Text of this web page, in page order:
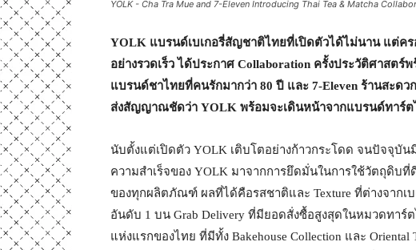
YOLK - Cha Tra Mue and 7-Eleven Introducing Thai Tea & Matcha
YOLK แบรนด์เบเกอรี่สัญชาติไทยที่เปิดตัวได้ไม่นาน แต่ค
อย่างรวดเร็ว ได้ประกาศ Collaboration ครั้งประวัติศาสตร์
แบรนด์ชาไทยที่คนรักมากว่า 80 ปี และ 7-Eleven ร้านสะดว
ส่งสัญญาณชัดว่า YOLK พร้อมจะเดินหน้าจากแบรนด์ทาร์
นับตั้งแต่เปิดตัว YOLK เติบโตอย่างก้าวกระโดด จนปัจจุบัน
ความสำเร็จของ YOLK มาจากการยึดมั่นในการใช้วัตถุดิบ
ของทุกผลิตภัณฑ์ ผลที่ได้คือรสชาติและ Texture ที่ต่างจากเบ
อันดับ 1 บน Grab Delivery ที่มียอดสั่งซื้อสูงสุดในหมวดทาร์ต
แห่งแรกของไทย ที่มีทั้ง Bakehouse Collection และ